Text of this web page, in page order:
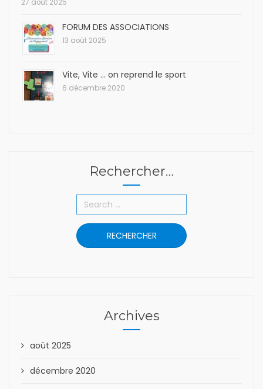
27 août 2025
FORUM DES ASSOCIATIONS
13 août 2025
Vite, Vite … on reprend le sport
6 décembre 2020
Rechercher…
Archives
août 2025
décembre 2020